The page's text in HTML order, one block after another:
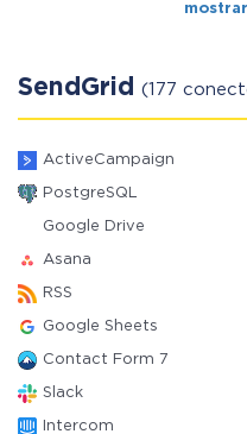
SendGrid (177
ActiveCampaign
PostgreSQL
Google Drive
Asana
RSS
Google Sheets
Contact Form 7
Slack
Intercom